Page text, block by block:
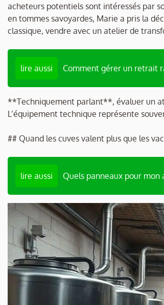
acheteurs potentiels sont intéressés par
en tommes savoyardes, Marie a pris la
classique, vendre avec un atelier de
lire aussi Comment gérer un retrait
**Techniquement parlant**, évaluer un
L’équipement technique représente
## Quand les cuves valent plus que les
lire aussi Quels panneaux pour